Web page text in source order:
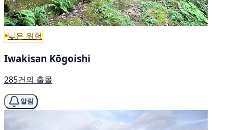
낮은 위험
Iwakisan Kōgoishi
285건의 출몰
알림